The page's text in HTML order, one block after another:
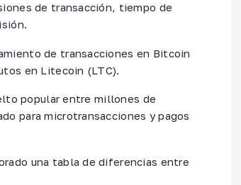
de transacción, tiempo de
de transacciones en Bitcoin
en Litecoin (LTC).
popular entre millones de
para microtransacciones y pagos
una tabla de diferencias entre